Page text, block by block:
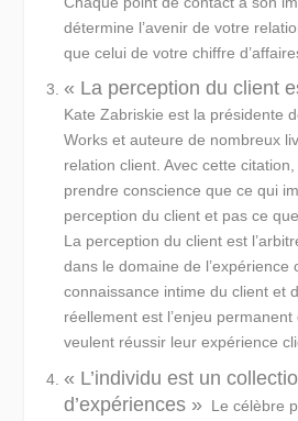
détermine l’avenir de votre
que celui de votre chiffre
« La perception du client
Kate Zabriskie est la présidente
Works et auteure de nombreux
relation client. Avec cette
prendre conscience que ce qui
perception du client et pas ce
La perception du client est
dans le domaine de l’expérience
connaissance intime du client et
réellement est l’enjeu
veulent réussir leur expérience
« L’individu est un
d’expériences » Le célèbre